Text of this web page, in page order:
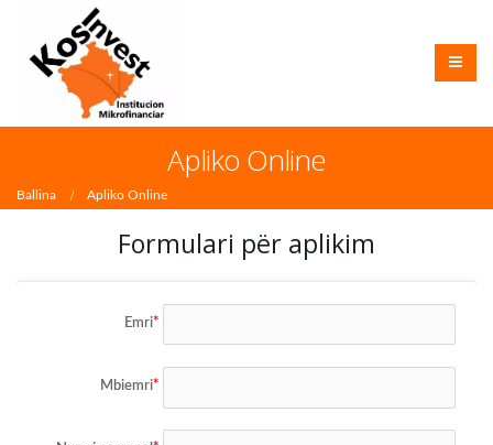
Apliko Online
Ballina Apliko Online
Formulari për aplikim
Emri
Mbiemri